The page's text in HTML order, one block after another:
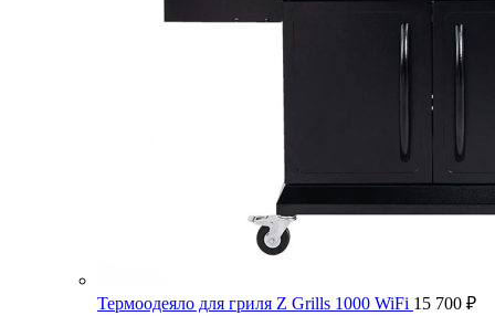
Термоодеяло для гриля Z Grills 1000 WiFi 15 700 ₽